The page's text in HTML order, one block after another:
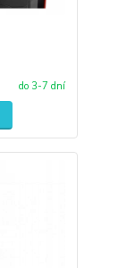
do 3-7 dní